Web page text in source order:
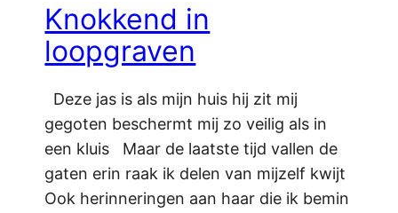
Knokkend in
loopgraven
Deze jas is als mijn huis hij zit mij
gegoten beschermt mij zo veilig als in
een kluis Maar de laatste tijd vallen de
gaten erin raak ik delen van mijzelf kwijt
Ook herinneringen aan haar die ik bemin